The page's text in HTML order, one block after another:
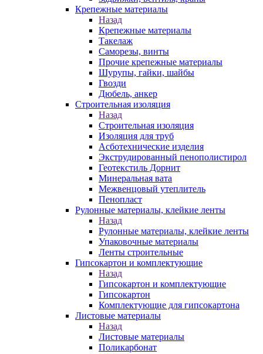
Крепежные материалы
Назад
Крепежные материалы
Такелаж
Саморезы, винты
Прочие крепежные материалы
Шурупы, гайки, шайбы
Гвозди
Дюбель, анкер
Строительная изоляция
Назад
Строительная изоляция
Изоляция для труб
Асботехнические изделия
Экструдированный пенополистирол
Геотекстиль Дорнит
Минеральная вата
Межвенцовый утеплитель
Пенопласт
Рулонные материалы, клейкие ленты
Назад
Рулонные материалы, клейкие ленты
Упаковочные материалы
Ленты строительные
Гипсокартон и комплектующие
Назад
Гипсокартон и комплектующие
Гипсокартон
Комплектующие для гипсокартона
Листовые материалы
Назад
Листовые материалы
Поликарбонат